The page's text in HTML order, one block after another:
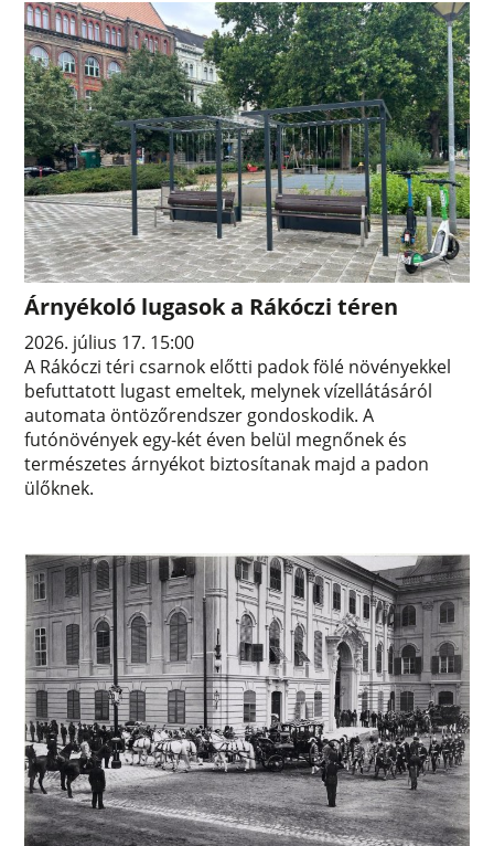
Árnyékoló lugasok a Rákóczi téren
2026. július 17. 15:00
A Rákóczi téri csarnok előtti padok fölé növényekkel
befuttatott lugast emeltek, melynek vízellátásáról
automata öntözőrendszer gondoskodik. A
futónövények egy-két éven belül megnőnek és
természetes árnyékot biztosítanak majd a padon
ülőknek.